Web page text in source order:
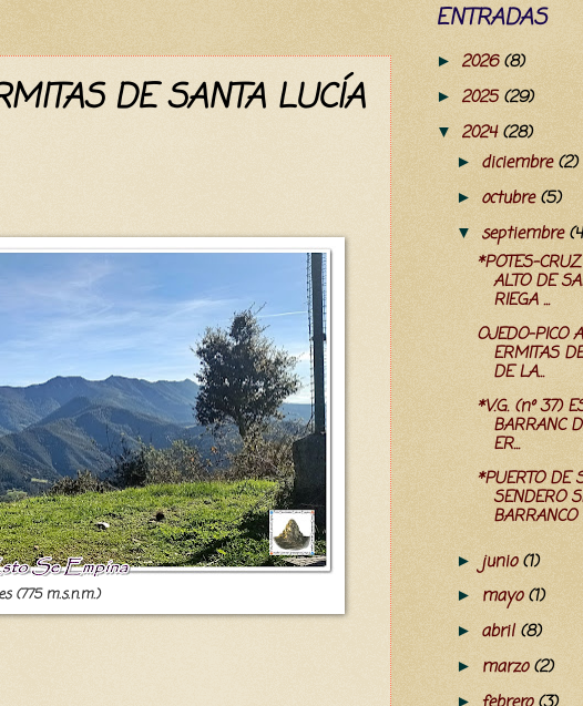
DE SANTA LUCÍA
(775 m.s.n.m.)
ENTRADAS
► 2026(8)
► 2025(29)
▼ 2024(28)
► diciembre(2)
► octubre(5)
▼ septiembre
*POTES-
ALTO DE
RIEGA ...
OJEDO-PICO
ERMITAS
DE LA...
*V.G. (nº 37)
BARRANC
ER...
*PUERTO DE
SENDERO
BARRANCO
► junio(1)
► mayo(1)
► abril(8)
► marzo(2)
►